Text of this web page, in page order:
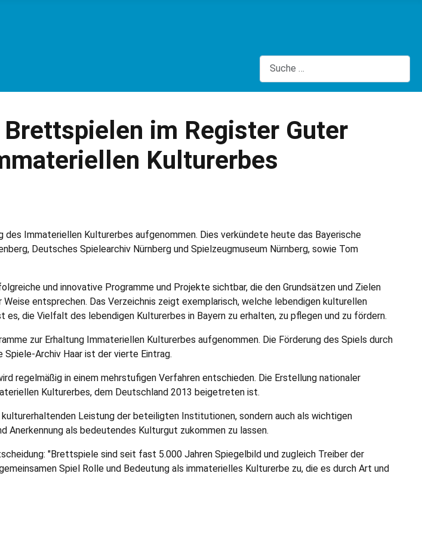
Suchen
im Register Guter
Kulturerbes
des Immateriellen Kulturerbes aufgenommen. Dies verkündete heute das Bayerische
Deutsches Spielearchiv Nürnberg und Spielzeugmuseum Nürnberg, sowie Tom
und innovative Programme und Projekte sichtbar, die den Grundsätzen und Zielen
entsprechen. Das Verzeichnis zeigt exemplarisch, welche lebendigen kulturellen
die Vielfalt des lebendigen Kulturerbes in Bayern zu erhalten, zu pflegen und zu fördern.
zur Erhaltung Immateriellen Kulturerbes aufgenommen. Die Förderung des Spiels durch
Spiele-Archiv Haar ist der vierte Eintrag.
regelmäßig in einem mehrstufigen Verfahren entschieden. Die Erstellung nationaler
Kulturerbes, dem Deutsch­land 2013 beigetreten ist.
Leistung der beteiligten Institutionen, sondern auch als wichtigen
als bedeutendes Kulturgut zukommen zu lassen.
"Brettspiele sind seit fast 5.000 Jahren Spiegelbild und zugleich Treiber der
Spiel Rolle und Bedeutung als immaterielles Kulturerbe zu, die es durch Art und